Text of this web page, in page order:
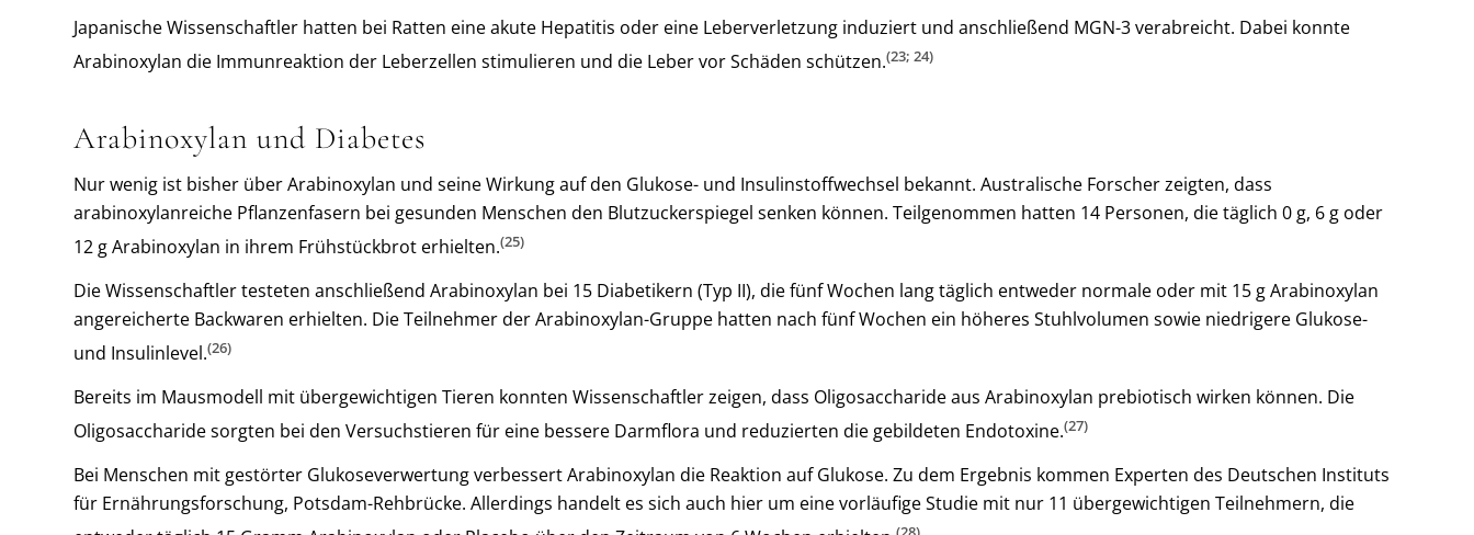
Japanische Wissenschaftler hatten bei Ratten eine akute Hepatitis oder eine Leberverletzung induziert und anschließend MGN-3 verabreicht. Dabei konnte
Arabinoxylan die Immunreaktion der Leberzellen stimulieren und die Leber vor Schäden schützen.(23; 24)
Arabinoxylan und Diabetes
Nur wenig ist bisher über Arabinoxylan und seine Wirkung auf den Glukose- und Insulinstoffwechsel bekannt. Australische Forscher zeigten, dass
arabinoxylanreiche Pflanzenfasern bei gesunden Menschen den Blutzuckerspiegel senken können. Teilgenommen hatten 14 Personen, die täglich 0 g, 6 g oder
12 g Arabinoxylan in ihrem Frühstückbrot erhielten.(25)
Die Wissenschaftler testeten anschließend Arabinoxylan bei 15 Diabetikern (Typ II), die fünf Wochen lang täglich entweder normale oder mit 15 g Arabinoxylan
angereicherte Backwaren erhielten. Die Teilnehmer der Arabinoxylan-Gruppe hatten nach fünf Wochen ein höheres Stuhlvolumen sowie niedrigere Glukose-
und Insulinlevel.(26)
Bereits im Mausmodell mit übergewichtigen Tieren konnten Wissenschaftler zeigen, dass Oligosaccharide aus Arabinoxylan prebiotisch wirken können. Die
Oligosaccharide sorgten bei den Versuchstieren für eine bessere Darmflora und reduzierten die gebildeten Endotoxine.(27)
Bei Menschen mit gestörter Glukoseverwertung verbessert Arabinoxylan die Reaktion auf Glukose. Zu dem Ergebnis kommen Experten des Deutschen Instituts
für Ernährungsforschung, Potsdam-Rehbrücke. Allerdings handelt es sich auch hier um eine vorläufige Studie mit nur 11 übergewichtigen Teilnehmern, die